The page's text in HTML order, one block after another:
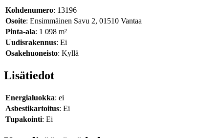
Kohdenumero: 13196
Osoite: Ensimmäinen Savu 2, 01510 Vantaa
Pinta-ala: 1 098 m²
Uudisrakennus: Ei
Osakehuoneisto: Kyllä
Lisätiedot
Energialuokka: ei
Asbestikartoitus: Ei
Tupakointi: Ei